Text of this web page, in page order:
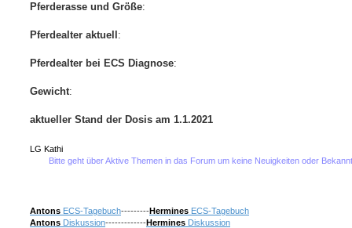
Pferderasse und Größe:
Pferdealter aktuell :
Pferdealter bei ECS Diagnose:
Gewicht:
aktueller Stand der Dosis am 1.1.2021
LG Kathi
Bitte geht über Aktive Themen in das Forum um keine Neuigkeiten oder
Antons ECS-Tagebuch---------Hermines ECS-Tagebuch
Antons Diskussion-------------Hermines Diskussion